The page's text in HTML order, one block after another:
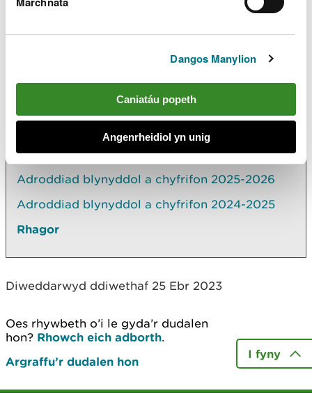
Dangos Manylion
Caniatáu popeth
Angenrheidiol yn unig
ddogfen hon mewn fformat amgen, cysylltwch â
Archwilio mwy
Yn yr adran hon hefyd
Adroddiad blynyddol a chyfrifon 2025-2026
Adroddiad blynyddol a chyfrifon 2024-2025
Rhagor
Diweddarwyd ddiwethaf 25 Ebr 2023
Oes rhywbeth o’i le gyda’r dudalen
hon? Rhowch eich adborth.
Argraffu’r dudalen hon
I fyny